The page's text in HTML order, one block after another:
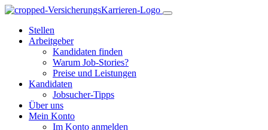
Stellen
Arbeitgeber
Kandidaten finden
Warum Job-Stories?
Preise und Leistungen
Kandidaten
Jobsucher-Tipps
Über uns
Mein Konto
Im Konto anmelden